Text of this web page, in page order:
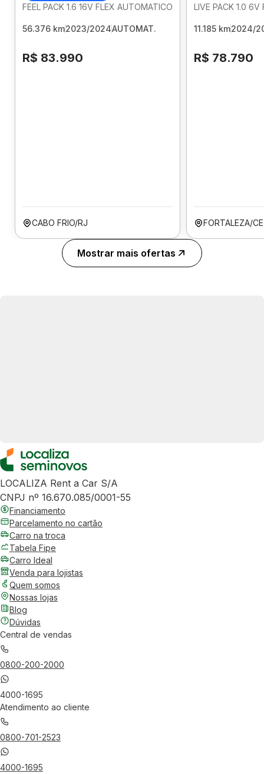
FEEL PACK 1.6 16V FLEX AUTOMATICO
56.376 km2023/2024AUTOMAT.
R$ 83.990
CABO FRIO/RJ
LIVE PACK 1.0 6V
11.185 km2024/
R$ 78.790
FORTALEZA/CE
Mostrar mais ofertas
LOCALIZA Rent a Car S/A
CNPJ nº 16.670.085/0001-55
Financiamento
Parcelamento no cartão
Carro na troca
Tabela Fipe
Carro Ideal
Venda para lojistas
Quem somos
Nossas lojas
Blog
Dúvidas
Central de vendas
0800-200-2000
4000-1695
Atendimento ao cliente
0800-701-2523
4000-1695